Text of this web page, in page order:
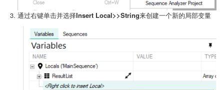
通过右键单击并选择Insert Local>>String来创建一个新的局部变量